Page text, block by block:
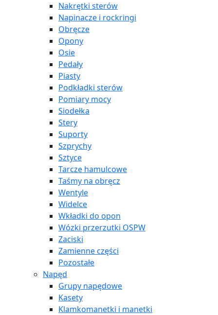
Nakrętki sterów
Napinacze i rockringi
Obręcze
Opony
Osie
Pedały
Piasty
Podkładki sterów
Pomiary mocy
Siodełka
Stery
Suporty
Szprychy
Sztyce
Tarcze hamulcowe
Taśmy na obręcz
Wentyle
Widelce
Wkładki do opon
Wózki przerzutki OSPW
Zaciski
Zamienne części
Pozostałe
Napęd
Grupy napędowe
Kasety
Klamkomanetki i manetki